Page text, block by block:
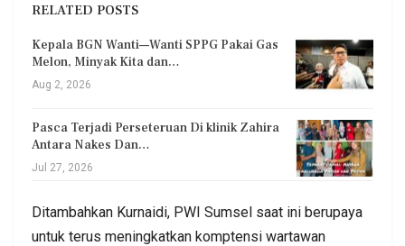
RELATED POSTS
Kepala BGN Wanti—Wanti SPPG Pakai Gas
Melon, Minyak Kita dan…
Aug 2, 2026
Pasca Terjadi Perseteruan Di klinik Zahira
Antara Nakes Dan…
Jul 27, 2026
Ditambahkan Kurnaidi, PWI Sumsel saat ini berupaya
untuk terus meningkatkan komptensi wartawan